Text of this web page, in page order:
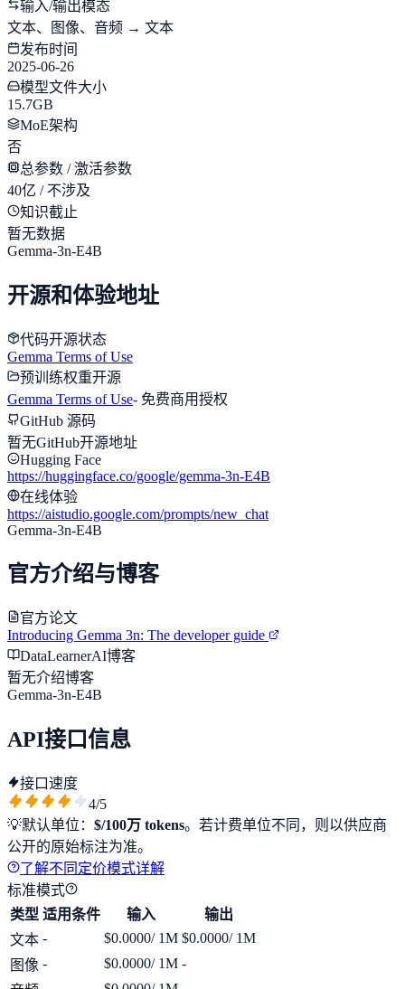
输入/输出模态
文本、图像、音频 → 文本
发布时间
2025-06-26
模型文件大小
15.7GB
MoE架构
否
总参数 / 激活参数
40亿 / 不涉及
知识截止
暂无数据
Gemma-3n-E4B
开源和体验地址
代码开源状态
Gemma Terms of Use
预训练权重开源
Gemma Terms of Use- 免费商用授权
GitHub 源码
暂无GitHub开源地址
Hugging Face
https://huggingface.co/google/gemma-3n-E4B
在线体验
https://aistudio.google.com/prompts/new_chat
Gemma-3n-E4B
官方介绍与博客
官方论文
Introducing Gemma 3n: The developer guide
DataLearnerAI博客
暂无介绍博客
Gemma-3n-E4B
API接口信息
接口速度
4/5
💡默认单位： $/100万 tokens。若计费单位不同，则以供应商
公开的原始标注为准。
了解不同定价模式详解
标准模式
类型 适用条件 输入
输出
文本 - $0.0000/ 1M $0.0000/ 1M
图像 - $0.0000/ 1M -